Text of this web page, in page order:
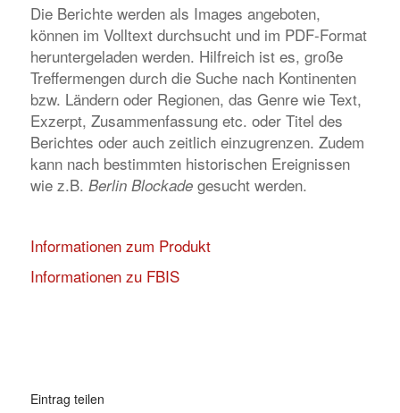
Die Berichte werden als Images angeboten,
können im Volltext durchsucht und im PDF-Format
heruntergeladen werden. Hilfreich ist es, große
Treffermengen durch die Suche nach Kontinenten
bzw. Ländern oder Regionen, das Genre wie Text,
Exzerpt, Zusammenfassung etc. oder Titel des
Berichtes oder auch zeitlich einzugrenzen. Zudem
kann nach bestimmten historischen Ereignissen
wie z.B. Berlin Blockadegesucht werden.
Informationen zum Produkt
Informationen zu FBIS
Eintrag teilen